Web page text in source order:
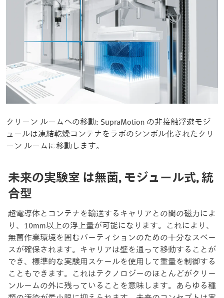
クリーン ルームへの移動: SupraMotion の非接触浮遊モジ
ュールは凍結乾燥コンテナをラボのシンボル化されたクリ
ーン ルームに移動します。
未来の実験室 は無菌, モジュール式, 統
合型
超電導体とコンテナを輸送するキャリアとの間の磁力によ
り、10mm以上の浮上量が可能になります。これにより、
無菌作業環境を囲むパーティションのための十分なスペー
スが確保されます。キャリアは壁を通って移動することが
でき、標準的な実験用スケールを使用して重量を制御する
こともできます。これはテクノロジーのほとんどがクリー
ンルームの外に残っていることを意味します。あらゆる種